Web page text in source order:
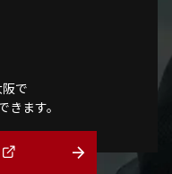
で
ます。
arrow_forward